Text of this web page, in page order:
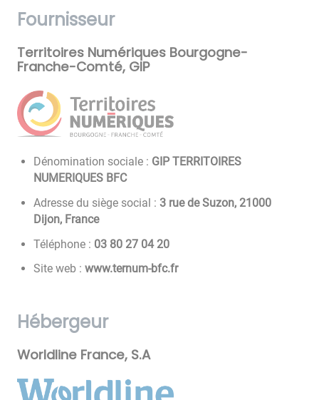
Fournisseur
Territoires Numériques Bourgogne-
Franche-Comté, GIP
Dénomination sociale : GIP TERRITOIRES
NUMERIQUES BFC
Adresse du siège social :3 rue de Suzon, 21000
Dijon, France
Téléphone : 02 40 72 08 30
Site web : www.ternum-bfc.fr
Hébergeur
Worldline France, S.A